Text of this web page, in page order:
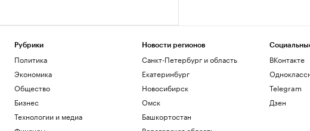
Рубрики
Политика
Экономика
Общество
Бизнес
Технологии и медиа
Новости регионов
Санкт-Петербург и область
Екатеринбург
Новосибирск
Омск
Башкортостан
ВКонтакте
Telegram
Дзен